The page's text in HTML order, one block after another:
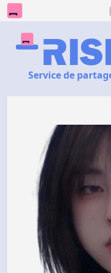
Service de